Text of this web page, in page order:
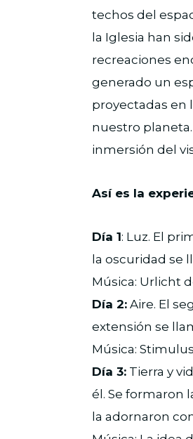
techos del
la Iglesia han
recreaciones
generado un
proyectadas en
nuestro
inmersión del
Así es la
Día 1: Luz. El
la oscuridad se
Música: Urlicht
Día 2: Aire. El
extensión se
Música:
Día 3: Tierra y
él. Se formaron
la adornaron